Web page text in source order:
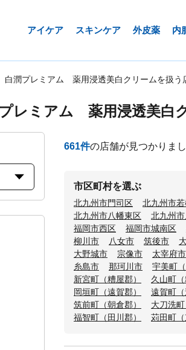
アイケア スキンケア 外皮薬 内
潤プレミアム 薬用浸透美白クリームを扱う
レミアム 薬用浸透美白
661件の店舗が見つかりま
市区町村を選ぶ
北九州市門司区 北九州市
北九州市八幡東区
北九州
福岡市西区
福岡市城南区
柳川市
八女市 筑後市
大野城市
宗像市 太宰府市
糸島市
那珂川市 宇美町（
新宮町（糟屋郡）
久山町（
岡垣町（遠賀郡）
遠賀町（
筑前町（朝倉郡）
大刀洗町
福智町（田川郡）
苅田町（